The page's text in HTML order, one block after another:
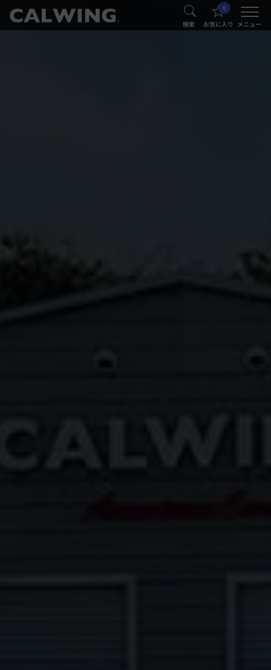
® 検索
0
お気に入り メニュー
®